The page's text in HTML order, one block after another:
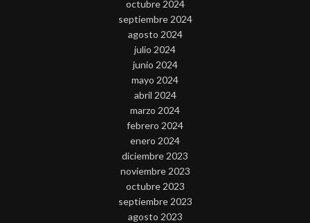
octubre 2024
septiembre 2024
agosto 2024
julio 2024
junio 2024
mayo 2024
abril 2024
marzo 2024
febrero 2024
enero 2024
diciembre 2023
noviembre 2023
octubre 2023
septiembre 2023
agosto 2023